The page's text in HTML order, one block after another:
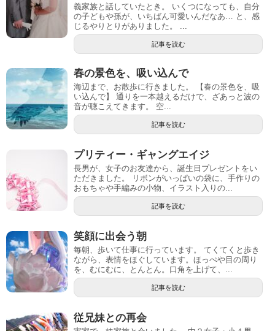
義家族と話していたとき。 いくつになっても、自分
の子どもや孫が、いちばん可愛いんだなあ… と、感
じるやりとりがありました。 ...
記事を読む
春の景色を、吸い込んで
海辺まで、お散歩に行きました。 【春の景色を、吸
い込んで】 通りを一本越えるだけで、ざあっと波の
音が聴こえてきます。 空...
記事を読む
プリティー・ギャングエイジ
長男が、女子のお友達から、誕生日プレゼントをい
ただきました。 リボンがいっぱいの袋に、手作りの
おもちゃや手編みの小物、イラスト入りの...
記事を読む
笑顔に出会う朝
毎朝、歩いて仕事に行っています。 てくてくと歩き
ながら、表情をほぐしています。ほっぺや目の周り
を、むにむに、とんとん。口角を上げて、...
記事を読む
従兄妹との再会